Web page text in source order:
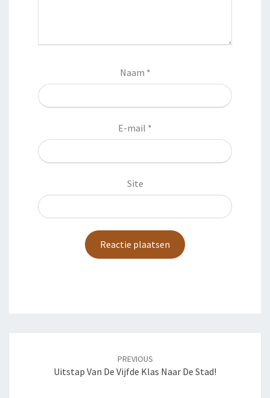
Naam *
E-mail *
Site
PREVIOUS
Uitstap Van De Vijfde Klas Naar De Stad!